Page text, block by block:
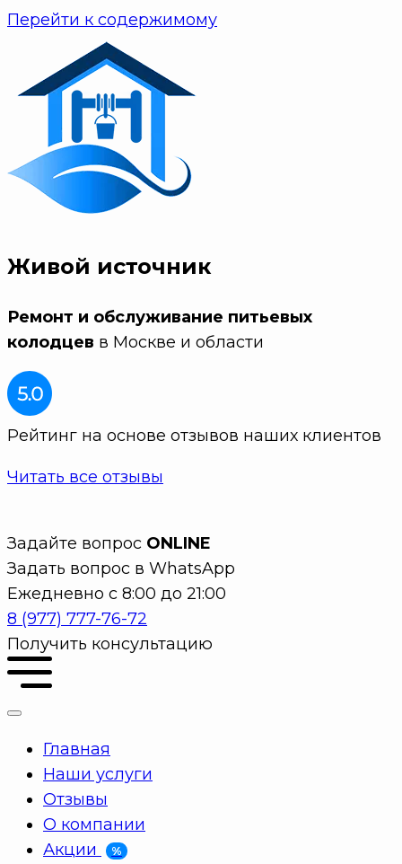
Перейти к содержимому
Живой источник
Ремонт и обслуживание питьевых
колодцев в Москве и области
Рейтинг на основе отзывов наших клиентов
Читать все отзывы
Задайте вопрос ONLINE
Задать вопрос в WhatsApp
Ежедневно с 8:00 до 21:00
8 (977) 777-76-72
Получить консультацию
Главная
Наши услуги
Отзывы
О компании
Акции
%